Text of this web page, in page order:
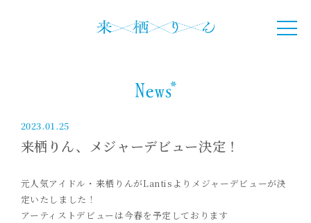
2023.01.25
来栖りん、メジャーデビュー決定！
元人気アイドル・来栖りんがLantisよりメジャーデビューが決
定いたしました！
アーティストデビューは今春を予定しております